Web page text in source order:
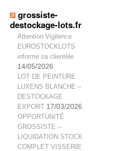
grossiste-
destockage-lots.fr
Attention Vigilence
EUROSTOCKLOTS
informe sa clientèle
14/05/2026
LOT DE PEINTURE
LUXENS BLANCHE –
DESTOCKAGE
EXPORT 17/03/2026
OPPORTUNITÉ
GROSSISTE –
LIQUIDATION STOCK
COMPLET VISSERIE